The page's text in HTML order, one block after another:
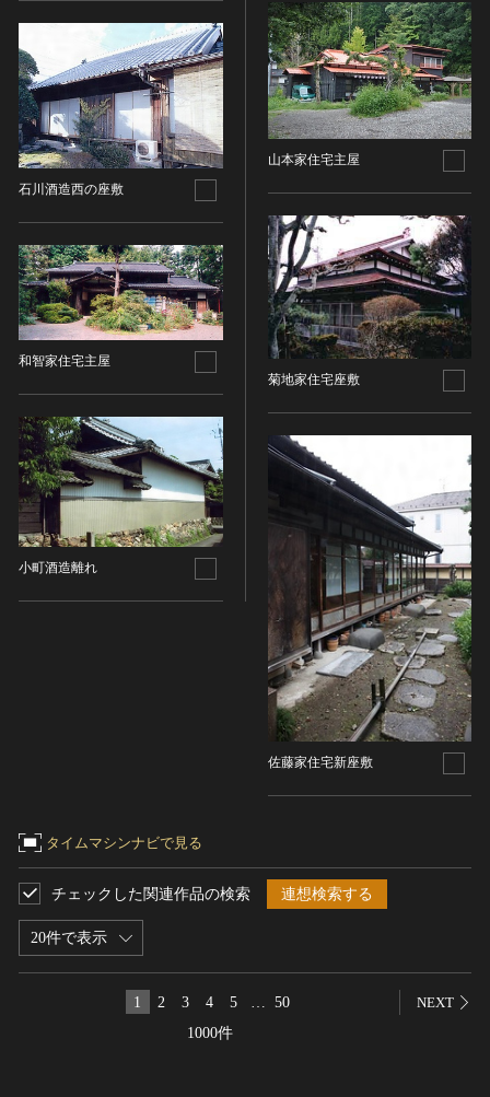
石川酒造西の座敷
和智家住宅主屋
小町酒造離れ
山本家住宅主屋
菊地家住宅座敷
佐藤家住宅新座敷
タイムマシンナビで見る
20件で表示
チェックした関連作品の検索 連想検索する
1000件
1 2 3 4 5 50 NEXT
五代十国 [中国]
元 [中国]
明 [中国]
清 [中国]
近現代 [中国]
木簡・木製品類
骨角・牙・貝製品類
その他
歴史資料／書跡・典籍／古文書
文書・書籍
絵図・地図
伝統芸能
能楽
文楽
歌舞伎
音楽
その他
工芸技術
金工
漆芸
陶芸
社寺跡又は旧境内
集落跡
その他
文化財保存技術
地方指定文化財
COPYRIGHT NOT EVALUATED（著作権未評価）
COPYRIGHT UNDETERMINED（著作権未決定）
NO KNOWN COPYRIGHT（知る限り著作権なし）
COPYRIGHT UNDETERMINED - JP ORPHAN
WORK（著作権未決定-裁定制度利用著作物）